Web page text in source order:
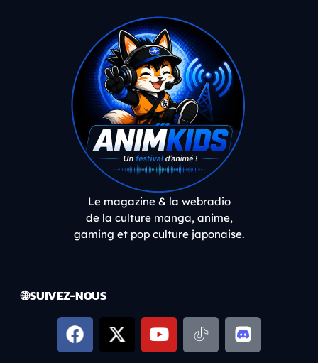
Le magazine & la webradio
de la culture manga, anime,
gaming et pop culture japonaise.
🌐 SUIVEZ-NOUS